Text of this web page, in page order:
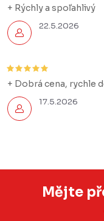
22.5.2026
+ Rýchly a spoľahlivý
17.5.2026
+ Dobrá cena, rychle
Mějte